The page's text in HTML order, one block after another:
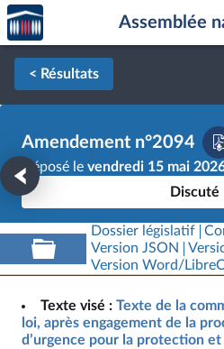
Aller au contenu
Aller en bas de la page
Accèder
à la
page
d'accueil
Assemblée
< Résultats
Amendement n°2094
Déposé le vendredi 15 mai
Discuté
Dossier législatif
Version JSON
Version Word/
Texte visé : Texte de la
loi, après engagement de la
d’urgence pour la protection